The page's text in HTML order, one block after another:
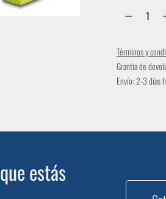
Términos y
Grantía de
Envío: 2-3 días
estás